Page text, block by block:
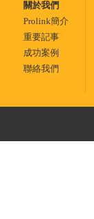
關於我們
Prolink簡介
重要記事
成功案例
聯絡我們